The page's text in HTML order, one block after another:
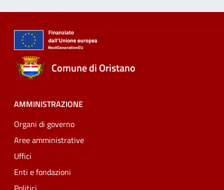
Comune di Oristano
AMMINISTRAZIONE
Organi di governo
Aree amministrative
Uffici
Enti e fondazioni